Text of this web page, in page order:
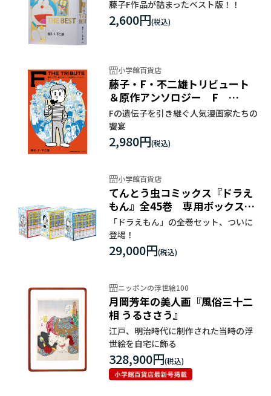
藤子F作品が詰まったベスト版！！
2,600円
小学館百貨店
藤子・F・不二雄トリビュート
＆原作アンソロジー F
THE TRIBUTE
Fの遺伝子を引き継ぐ人気漫画家たちの
饗宴
2,980円
小学館百貨店
てんとう虫コミックス『ドラえ
もん』全45巻 専用ボックス入
り全巻セット
「ドラえもん」の全巻セット、ついに
登場！
29,000円
ニッポンの浮世絵100
月岡芳年の美人画『風俗三十二
相 うるささう』
江戸、明治時代に制作された当時の浮
世絵を自宅に飾る
328,900円